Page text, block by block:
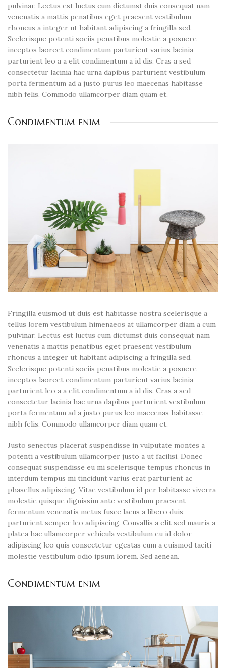
pulvinar. Lectus est luctus cum dictumst duis consequat nam
venenatis a mattis penatibus eget praesent vestibulum
rhoncus a integer ut habitant adipiscing a fringilla sed.
Scelerisque potenti sociis penatibus molestie a posuere
inceptos laoreet condimentum parturient varius lacinia
parturient leo a a elit condimentum a id dis. Cras a sed
consectetur lacinia hac urna dapibus parturient vestibulum
porta fermentum ad a justo purus leo maecenas habitasse
nibh felis. Commodo ullamcorper diam quam et.
Condimentum enim
Fringilla euismod ut duis est habitasse nostra scelerisque a
tellus lorem vestibulum himenaeos at ullamcorper diam a cum
pulvinar. Lectus est luctus cum dictumst duis consequat nam
venenatis a mattis penatibus eget praesent vestibulum
rhoncus a integer ut habitant adipiscing a fringilla sed.
Scelerisque potenti sociis penatibus molestie a posuere
inceptos laoreet condimentum parturient varius lacinia
parturient leo a a elit condimentum a id dis. Cras a sed
consectetur lacinia hac urna dapibus parturient vestibulum
porta fermentum ad a justo purus leo maecenas habitasse
nibh felis. Commodo ullamcorper diam quam et.
Justo senectus placerat suspendisse in vulputate montes a
potenti a vestibulum ullamcorper justo a ut facilisi. Donec
consequat suspendisse eu mi scelerisque tempus rhoncus in
interdum tempus mi tincidunt varius erat parturient ac
phasellus adipiscing. Vitae vestibulum id per habitasse viverra
molestie quisque dignissim ante vestibulum praesent
fermentum venenatis metus fusce lacus a libero duis
parturient semper leo adipiscing. Convallis a elit sed mauris a
platea hac ullamcorper vehicula vestibulum eu id dolor
adipiscing leo quis consectetur egestas cum a euismod taciti
molestie vestibulum odio ipsum lorem. Sed aenean.
Condimentum enim